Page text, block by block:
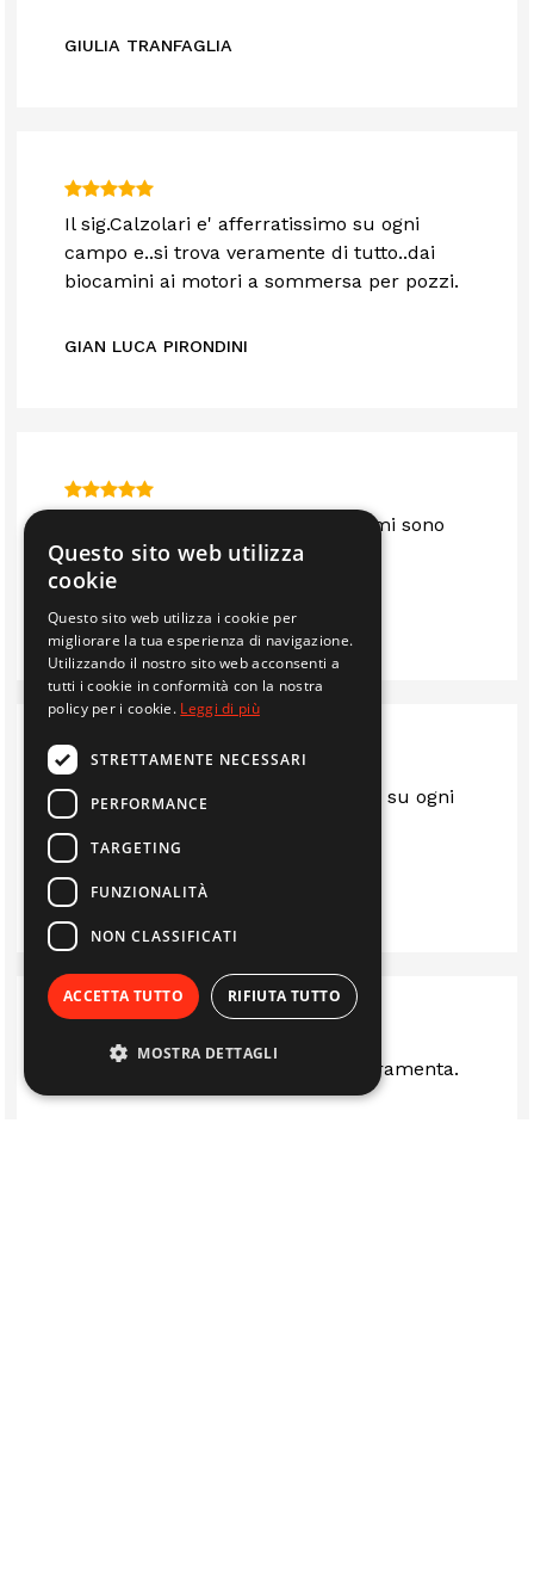
GIULIA TRANFAGLIA
Il sig.Calzolari e' afferratissimo su ogni
campo e..si trova veramente di tutto..dai
biocamini ai motori a sommersa per pozzi.
GIAN LUCA PIRONDINI
Sono anni che mi servo da loro e mi sono
sempre trovato bene.. consigliato
IMMOBILIARE EDIL 2F S.R.L.
Sempre al top.. gentili e disponibili su ogni
questione
LUIS
Ottima rivenditi stufe camini e ferramenta.
Questo sito web utilizza
cookie
Questo sito web utilizza i cookie per
migliorare la tua esperienza di navigazione.
Utilizzando il nostro sito web acconsenti a
tutti i cookie in conformità con la nostra
policy per i cookie. Leggi di più
STRETTAMENTE NECESSARI
PERFORMANCE
TARGETING
FUNZIONALITÀ
NON CLASSIFICATI
ACCETTA TUTTO RIFIUTA TUTTO
MOSTRA DETTAGLI